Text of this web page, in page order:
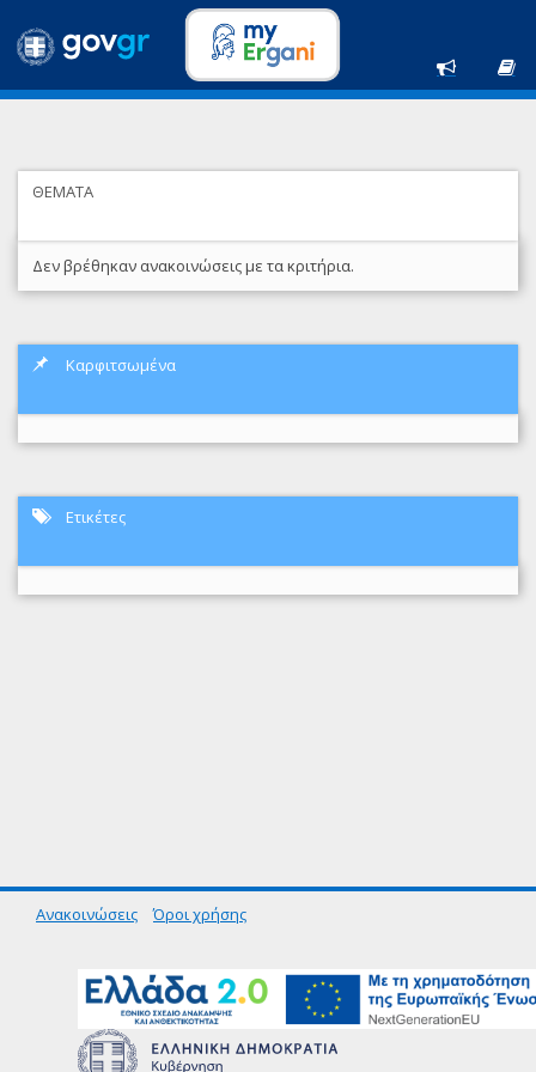
ΘΕΜΑΤΑ
Δεν βρέθηκαν ανακοινώσεις με τα κριτήρια.
Καρφιτσωμένα
Ετικέτες
Ανακοινώσεις Όροι χρήσης